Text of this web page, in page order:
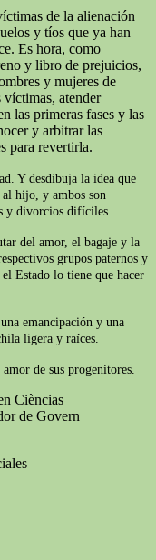
de la alienación
y tíos que ya han
Es hora, como
y libro de prejuicios,
y mujeres de
víctimas, atender
las primeras fases y las
y arbitrar las
para revertirla.
Y desdibuja la idea que
al hijo, y ambos son
y divorcios difíciles.
del amor, el bagaje y la
grupos paternos y
Estado lo tiene que hacer
emancipación y una
ligera y raíces.
de sus progenitores.
Cièncias
de Govern